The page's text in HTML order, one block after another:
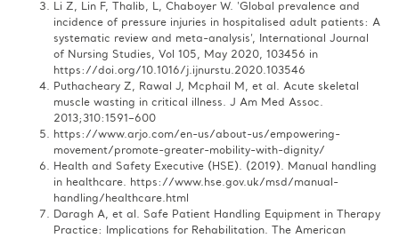
Li Z, Lin F, Thalib, L, Chaboyer W. ‘Global prevalence and
incidence of pressure injuries in hospitalised adult patients: A
systematic review and meta-analysis’, International Journal
of Nursing Studies, Vol 105, May 2020, 103456 in
https://doi.org/10.1016/j.ijnurstu.2020.103546​
Puthacheary Z, Rawal J, Mcphail M, et al. Acute skeletal
muscle wasting in critical illness. J Am Med Assoc.
2013;310:1591–600​
https://www.arjo.com/en-us/about-us/empowering-
movement/promote-greater-mobility-with-dignity/ ​
Health and Safety Executive (HSE). (2019). Manual handling
in healthcare. https://www.hse.gov.uk/msd/manual-
handling/healthcare.html​
Daragh A, et al. Safe Patient Handling Equipment in Therapy
Practice: Implications for Rehabilitation. The American